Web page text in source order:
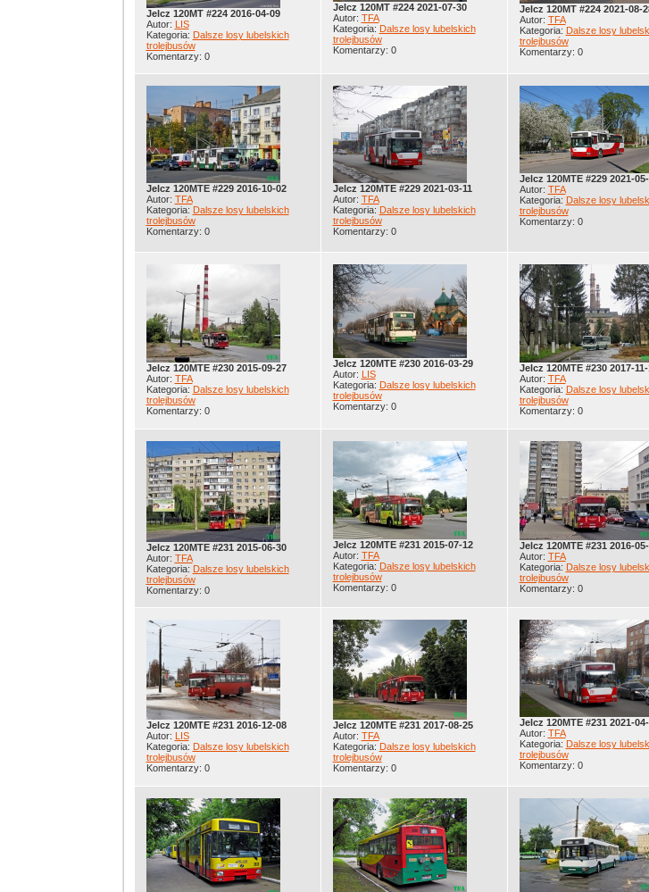
Jelcz 120MT #224 2016-04-09
Autor: LIS
Kategoria: Dalsze losy lubelskich
trolejbusów
Komentarzy: 0
Jelcz 120MT #224 2021-07-30
Autor: TFA
Kategoria: Dalsze losy lubelskich
trolejbusów
Komentarzy: 0
Jelcz 120MT #224 2021-08-
Autor: TFA
Kategoria: Dalsze losy
trolejbusów
Komentarzy: 0
Jelcz 120MTE #229 2016-10-02
Autor: TFA
Kategoria: Dalsze losy lubelskich
trolejbusów
Komentarzy: 0
Jelcz 120MTE #229 2021-03-11
Autor: TFA
Kategoria: Dalsze losy lubelskich
trolejbusów
Komentarzy: 0
Jelcz 120MTE #229 2021-
Autor: TFA
Kategoria: Dalsze losy
trolejbusów
Komentarzy: 0
Jelcz 120MTE #230 2015-09-27
Autor: TFA
Kategoria: Dalsze losy lubelskich
trolejbusów
Komentarzy: 0
Jelcz 120MTE #230 2016-03-29
Autor: LIS
Kategoria: Dalsze losy lubelskich
trolejbusów
Komentarzy: 0
Jelcz 120MTE #230 2017-
Autor: TFA
Kategoria: Dalsze losy
trolejbusów
Komentarzy: 0
Jelcz 120MTE #231 2015-06-30
Autor: TFA
Kategoria: Dalsze losy lubelskich
trolejbusów
Komentarzy: 0
Jelcz 120MTE #231 2015-07-12
Autor: TFA
Kategoria: Dalsze losy lubelskich
trolejbusów
Komentarzy: 0
Jelcz 120MTE #231 2016-
Autor: TFA
Kategoria: Dalsze losy
trolejbusów
Komentarzy: 0
Jelcz 120MTE #231 2016-12-08
Autor: LIS
Kategoria: Dalsze losy lubelskich
trolejbusów
Komentarzy: 0
Jelcz 120MTE #231 2017-08-25
Autor: TFA
Kategoria: Dalsze losy lubelskich
trolejbusów
Komentarzy: 0
Jelcz 120MTE #231 2021-
Autor: TFA
Kategoria: Dalsze losy
trolejbusów
Komentarzy: 0